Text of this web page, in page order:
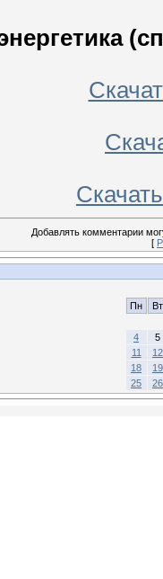
Добавлять комментарии
[
Пн Вт
4
5
11
12
18
19
25
26